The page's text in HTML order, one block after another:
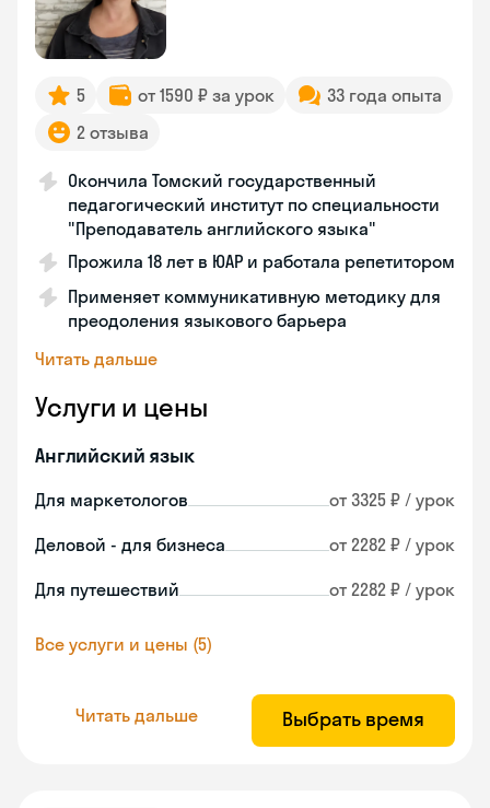
5 от 1590 ₽ за урок
33 года опыта
2 отзыва
Окончила Томский государственный
педагогический институт по специальности
"Преподаватель английского языка"
Прожила 18 лет в ЮАР и работала репетитором
Применяет коммуникативную методику для
преодоления языкового барьера
Читать дальше
Услуги и цены
Английский язык
Для маркетологов от 3325 ₽ / урок
Деловой - для бизнеса от 2282 ₽ / урок
Для путешествий от 2282 ₽ / урок
Все услуги и цены (5)
Читать дальше Выбрать время